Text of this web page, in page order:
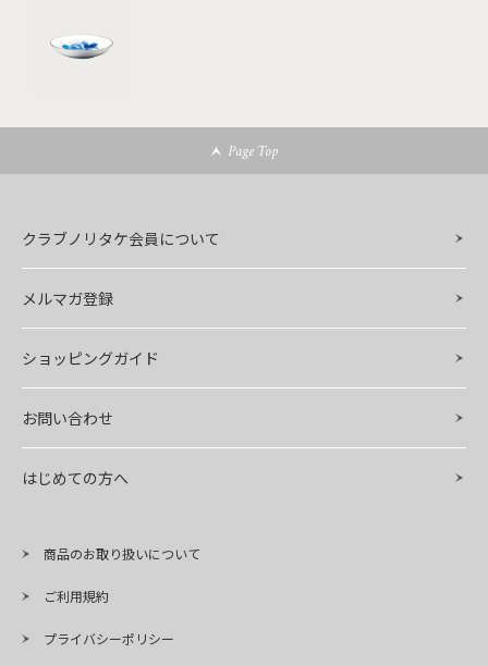
Page Top
クラブノリタケ会員について
メルマガ登録
ショッピングガイド
お問い合わせ
はじめての方へ
商品のお取り扱いについて
ご利用規約
プライバシーポリシー